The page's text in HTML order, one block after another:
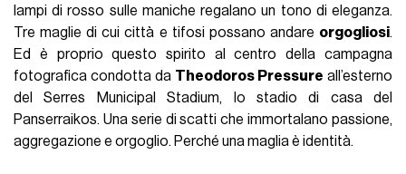
lampi di rosso sulle maniche regalano un tono di eleganza.
Tre maglie di cui città e tifosi possano andare orgogliosi.
Ed è proprio questo spirito al centro della campagna
fotografica condotta da Theodoros Pressure all’esterno
del Serres Municipal Stadium, lo stadio di casa del
Panserraikos. Una serie di scatti che immortalano passione,
aggregazione e orgoglio. Perché una maglia è identità.